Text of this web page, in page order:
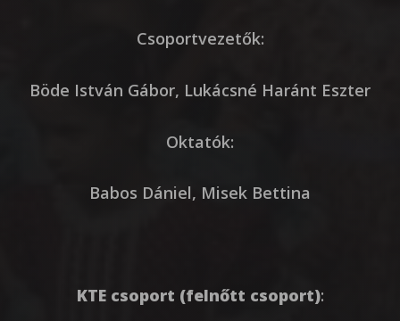
Csoportvezetők:
Böde István Gábor, Lukácsné Haránt Eszter
Oktatók:
Babos Dániel, Misek Bettina
KTE csoport (felnőtt csoport):